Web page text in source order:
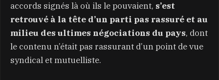
accords signés là où ils le pouvaient, s’est
retrouvé à la tête d’un parti pas rassuré et au
milieu des ultimes négociations du pays, dont
le contenu n’était pas rassurant d’un point de vue
syndical et mutuelliste.